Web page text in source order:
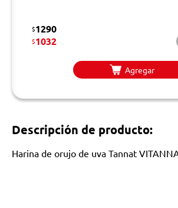
$1290
$1032
Agregar
Descripción de producto:
Harina de orujo de uva Tannat